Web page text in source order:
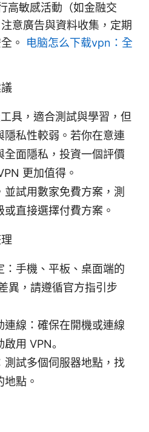
高敏感活動（如金融交
意廣告與資料收集，定期
。 电脑怎么下载vpn：全
具，適合測試與學習，但
隱私性較弱。若你在意連
全面隱私，投資一個評價
更加值得。
試用數家免費方案，測
直接選擇付費方案。
：手機、平板、桌面端的
異，請遵循官方指引步
連線：確保在開機或連線
用 VPN。
測試多個伺服器地點，找
點。